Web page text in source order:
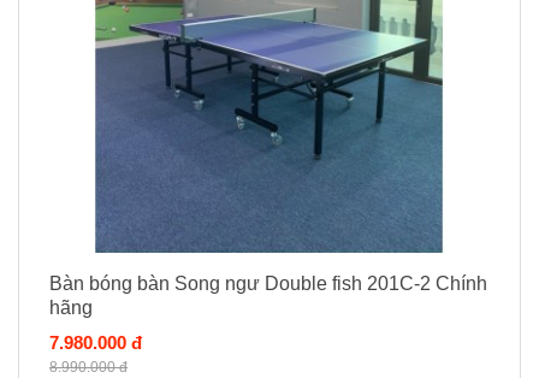
Bàn bóng bàn Song ngư Double fish 201C-2 Chính
hãng
7.980.000 đ
8.990.000 đ